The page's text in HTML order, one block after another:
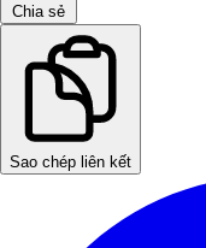
Chia sẻ
Sao chép liên kết